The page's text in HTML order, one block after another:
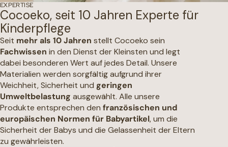
EXPERTISE
Cocoeko, seit 10 Jahren Experte für
Kinderpflege
Seit mehr als 10 Jahren stellt Cocoeko sein
Fachwissen in den Dienst der Kleinsten und legt
dabei besonderen Wert auf jedes Detail. Unsere
Materialien werden sorgfältig aufgrund ihrer
Weichheit, Sicherheit und geringen
Umweltbelastung ausgewählt. Alle unsere
Produkte entsprechen den französischen und
europäischen Normen für Babyartikel, um die
Sicherheit der Babys und die Gelassenheit der Eltern
zu gewährleisten.